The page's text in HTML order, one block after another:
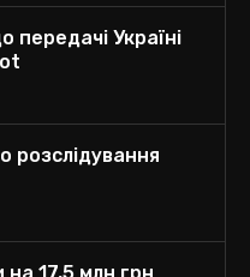
Україні
розслідування